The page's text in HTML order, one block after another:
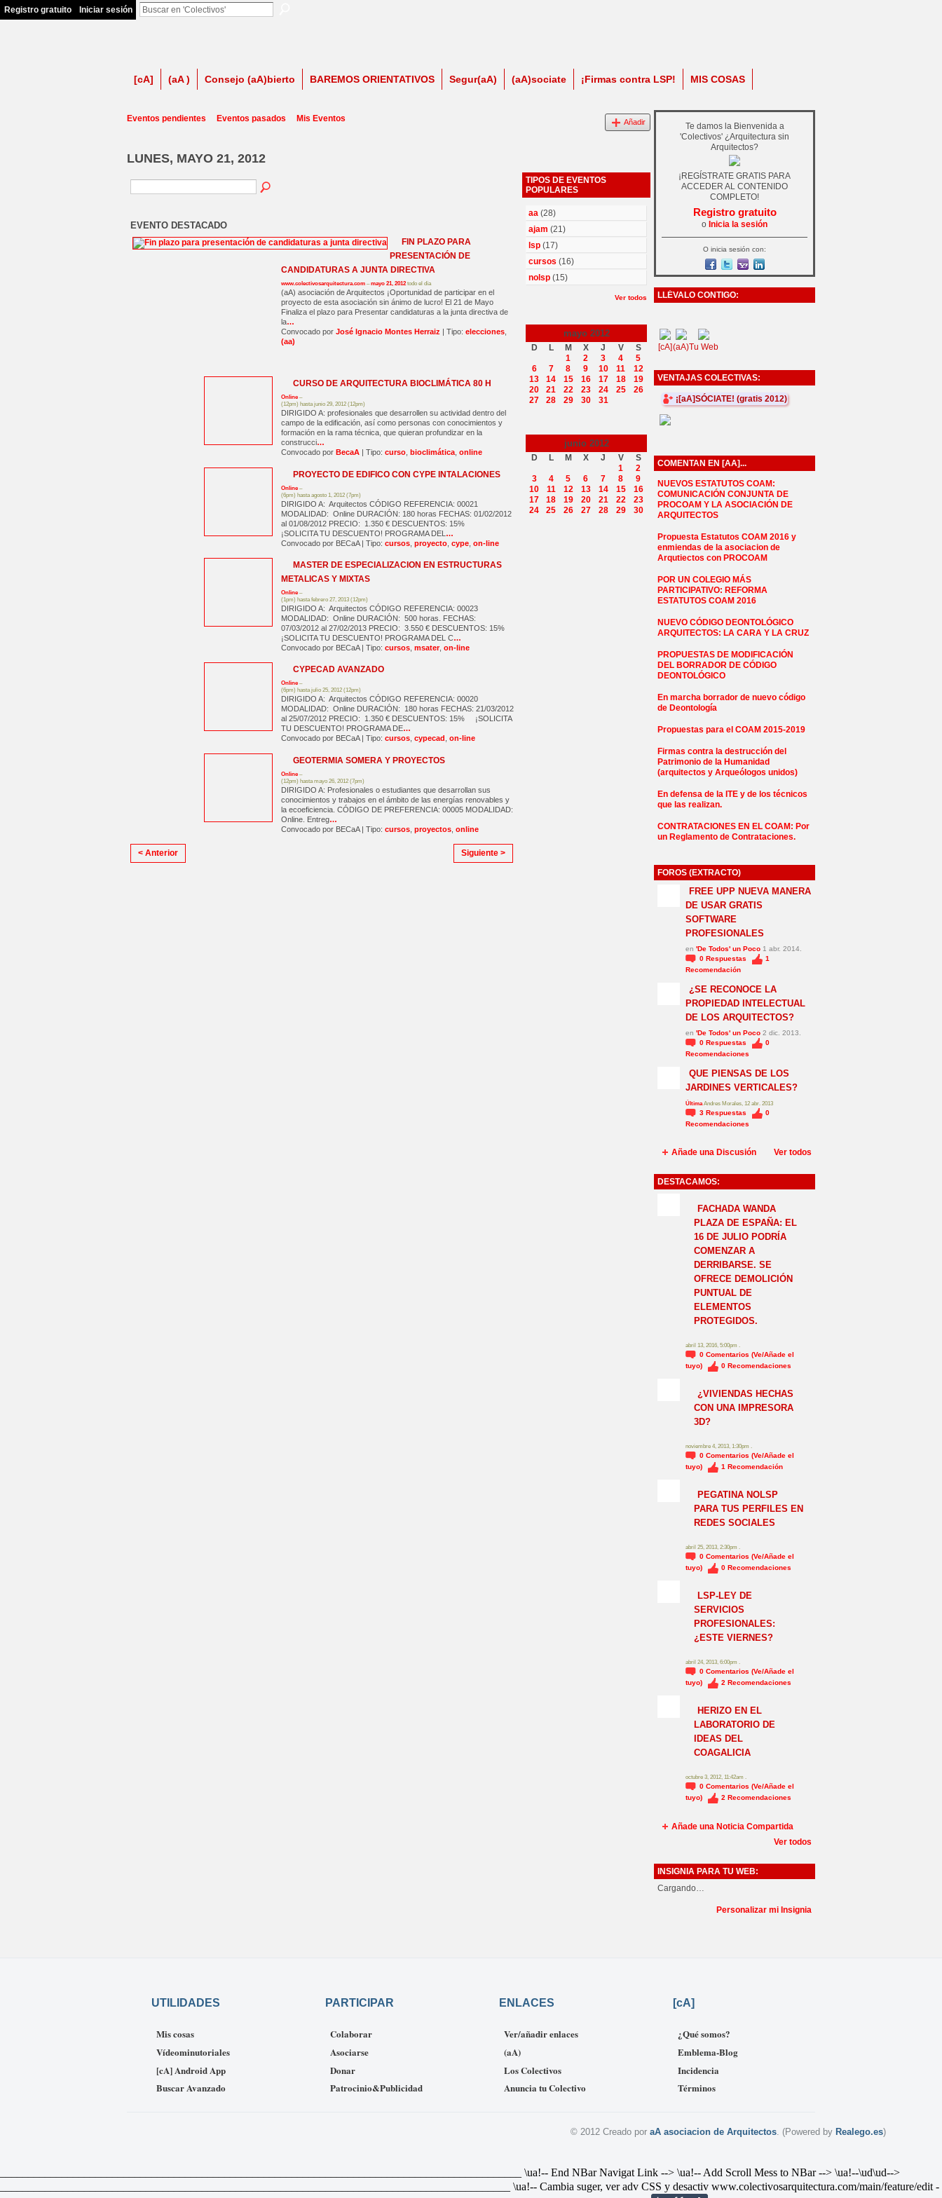
Registro gratuito Iniciar sesión
[cA] (aA ) Consejo (aA)bierto BAREMOS ORIENTATIVOS Segur(aA) (aA)sociate ¡Firmas contra LSP! MIS COSAS
Eventos pendientes Eventos pasados Mis Eventos Añadir
LUNES, MAYO 21, 2012
EVENTO DESTACADO
FIN PLAZO PARA
PRESENTACIÓN DE
CANDIDATURAS A JUNTA DIRECTIVA
www.colectivosarquitectura.com –mayo 21, 2012todo el día
(aA) asociación de Arquitectos ¡Oportunidad de participar en el
proyecto de esta asociación sin ánimo de lucro! El 21 de Mayo
Finaliza el plazo para Presentar candidaturas a la junta directiva de
la…
Convocado por José Ignacio Montes Herraiz | Tipo: elecciones
(aa)
CURSO DE ARQUITECTURA BIOCLIMÁTICA 80 H
Online –
(12pm) hasta junio 29, 2012 (12pm)
DIRIGIDO A: profesionales que desarrollen su actividad dentro del
campo de la edificación, así como personas con conocimientos y
formación en la rama técnica, que quieran profundizar en la
construcci…
Convocado por BecaA | Tipo: curso bioclimática online
PROYECTO DE EDIFICO CON CYPE INTALACIONES
Online –
(6pm) hasta agosto 1, 2012 (7pm)
DIRIGIDO A: Arquitectos CÓDIGO REFERENCIA: 00021
MODALIDAD: Online DURACIÓN: 180 horas FECHAS: 01/02/2012
al 01/08/2012 PRECIO: 1.350 € DESCUENTOS: 15%
¡SOLICITA TU DESCUENTO! PROGRAMA DEL …
Convocado por BECaA | Tipo: cursos proyecto cype on-line
MASTER DE ESPECIALIZACION EN ESTRUCTURAS
METALICAS Y MIXTAS
Online –
(1pm) hasta febrero 27, 2013 (12pm)
DIRIGIDO A: Arquitectos CÓDIGO REFERENCIA: 00023
MODALIDAD: Online DURACIÓN: 500 horas. FECHAS:
07/03/2012 al 27/02/2013 PRECIO: 3.550 € DESCUENTOS: 15%
¡SOLICITA TU DESCUENTO! PROGRAMA DEL C…
Convocado por BECaA | Tipo: cursos msater, on-line
CYPECAD AVANZADO
Online –
(6pm) hasta julio 25, 2012 (12pm)
DIRIGIDO A: Arquitectos CÓDIGO REFERENCIA: 00020
MODALIDAD: Online DURACIÓN: 180 horas FECHAS: 21/03/2012
al 25/07/2012 PRECIO: 1.350 € DESCUENTOS: 15% ¡SOLICITA
TU DESCUENTO! PROGRAMA DE…
Convocado por BECaA | Tipo: cursos cypecad on-line
GEOTERMIA SOMERA Y PROYECTOS
Online –
(12pm) hasta mayo 26, 2012 (7pm)
DIRIGIDO A: Profesionales o estudiantes que desarrollan sus
conocimientos y trabajos en el ámbito de las energías renovables y
la ecoeficiencia. CÓDIGO DE PREFERENCIA: 00005 MODALIDAD:
Online. Entreg…
Convocado por BECaA | Tipo: cursos proyectos online
< Anterior Siguiente >
TIPOS DE EVENTOS
POPULARES
aa (28)
ajam (21)
lsp (17)
cursos (16)
nolsp (15)
Ver todos
mayo 2012
D L M X J V
S
1
2 3 4
5
6
7 8 9 10 11
12
13
14 15 16 17 18
19
20
21 22 23 24 25
26
27
28 29 30 31
junio 2012
D L M X J V
S
1
2
3
4 5 6 7 8
9
10
11 12 13 14 15
16
17
18 19 20 21 22
23
24
25 26 27 28 29 30
Te damos la Bienvenida a
'Colectivos' ¿Arquitectura sin
Arquitectos?
¡REGÍSTRATE GRATIS PARA
ACCEDER AL CONTENIDO
COMPLETO!
Registro gratuito
o Inicia la sesión
O inicia sesión con:
LLÉVALO CONTIGO:
[cA](aA)Tu Web
VENTAJAS COLECTIVAS:
¡[aA]SÓCIATE! (gratis 2012)
COMENTAN EN [AA]...
NUEVOS ESTATUTOS COAM:
COMUNICACIÓN CONJUNTA DE
PROCOAM Y LA ASOCIACIÓN DE
ARQUITECTOS
Propuesta Estatutos COAM 2016 y
enmiendas de la asociacion de
Arqutiectos con PROCOAM
POR UN COLEGIO MÁS
PARTICIPATIVO: REFORMA
ESTATUTOS COAM 2016
NUEVO CÓDIGO DEONTOLÓGICO
ARQUITECTOS: LA CARA Y LA CRUZ
PROPUESTAS DE MODIFICACIÓN
DEL BORRADOR DE CÓDIGO
DEONTOLÓGICO
En marcha borrador de nuevo código
de Deontología
Propuestas para el COAM 2015-2019
Firmas contra la destrucción del
Patrimonio de la Humanidad
(arquitectos y Arqueólogos unidos)
En defensa de la ITE y de los técnicos
que las realizan.
CONTRATACIONES EN EL COAM: Por
un Reglamento de Contrataciones.
FOROS (EXTRACTO)
FREE UPP NUEVA MANERA
DE USAR GRATIS
SOFTWARE
PROFESIONALES
en 'De Todos' un Poco 1 abr. 2014.
0 Respuestas
1
Recomendación
¿SE RECONOCE LA
PROPIEDAD INTELECTUAL
DE LOS ARQUITECTOS?
en 'De Todos' un Poco 2 dic. 2013.
0 Respuestas
0
Recomendaciones
QUE PIENSAS DE LOS
JARDINES VERTICALES?
Última Andres Morales, 12 abr. 2013
3 Respuestas
0
Recomendaciones
Añade una Discusión Ver todos
DESTACAMOS:
FACHADA WANDA
PLAZA DE ESPAÑA: EL
16 DE JULIO PODRÍA
COMENZAR A
DERRIBARSE. SE
OFRECE DEMOLICIÓN
PUNTUAL DE
ELEMENTOS
PROTEGIDOS.
abril 13, 2016, 5:00pm .
0 Comentarios (Ve/Añade el
tuyo)
0 Recomendaciones
¿VIVIENDAS HECHAS
CON UNA IMPRESORA
3D?
noviembre 4, 2013, 1:30pm .
0 Comentarios (Ve/Añade el
tuyo)
1 Recomendación
PEGATINA NOLSP
PARA TUS PERFILES EN
REDES SOCIALES
abril 25, 2013, 2:30pm .
0 Comentarios (Ve/Añade el
tuyo)
0 Recomendaciones
LSP-LEY DE
SERVICIOS
PROFESIONALES:
¿ESTE VIERNES?
abril 24, 2013, 6:00pm .
0 Comentarios (Ve/Añade el
tuyo)
2 Recomendaciones
HERIZO EN EL
LABORATORIO DE
IDEAS DEL
COAGALICIA
octubre 3, 2012, 11:42am .
0 Comentarios (Ve/Añade el
tuyo)
2 Recomendaciones
Añade una Noticia Compartida
Ver todos
INSIGNIA PARA TU WEB:
Cargando…
Personalizar mi Insignia
UTILIDADES
Mis cosas
Vídeominutoriales
[cA] Android App
Buscar Avanzado
PARTICIPAR
Colaborar
Asociarse
Donar
Patrocinio&Publicidad
ENLACES
Ver/añadir enlaces
(aA)
Los Colectivos
Anuncia tu Colectivo
[cA]
¿Qué somos?
Emblema-Blog
Incidencia
Términos
© 2012 Creado por aA asociacion de Arquitectos. (Powered by Realego.es)
_____________________________________________________________________________________________ \ua!-- End NBar Navigat Link --> \ua!-- Add Scroll Mess to NBar --> \ua!--\ud\ud-->
___________________________________________________________________________________________ \ua!-- Cambia suger, ver adv CSS y desactiv www.colectivosarquitectura.com/main/feature/edit -